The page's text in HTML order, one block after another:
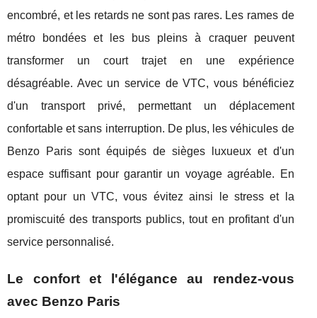
encombré, et les retards ne sont pas rares. Les rames de
métro bondées et les bus pleins à craquer peuvent
transformer un court trajet en une expérience
désagréable. Avec un service de VTC, vous bénéficiez
d'un transport privé, permettant un déplacement
confortable et sans interruption. De plus, les véhicules de
Benzo Paris sont équipés de sièges luxueux et d'un
espace suffisant pour garantir un voyage agréable. En
optant pour un VTC, vous évitez ainsi le stress et la
promiscuité des transports publics, tout en profitant d'un
service personnalisé.
Le confort et l'élégance au rendez-vous
avec Benzo Paris